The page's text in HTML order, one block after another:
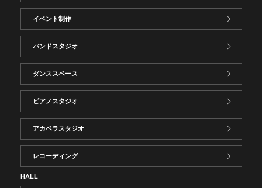
イベント制作
バンドスタジオ
ダンススペース
ピアノスタジオ
アカペラスタジオ
レコーディング
HALL